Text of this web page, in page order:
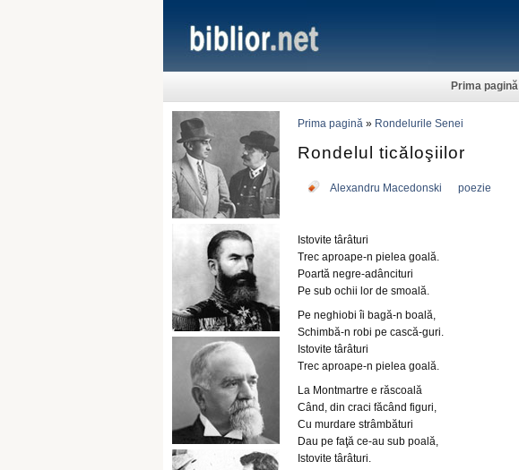
Prima pagină
Prima pagină » Rondelurile Senei
Rondelul ticăloşiilor
Alexandru Macedonski poezie
Istovite târâturi
Trec aproape-n pielea goală.
Poartă negre-adâncituri
Pe sub ochii lor de smoală.
Pe neghiobi îi bagă-n boală,
Schimbă-n robi pe cască-guri.
Istovite târâturi
Trec aproape-n pielea goală.
La Montmartre e răscoală
Când, din craci făcând figuri,
Cu murdare strâmbături
Dau pe faţă ce-au sub poală,
Istovite târâturi.